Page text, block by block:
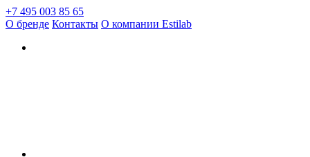
+7 495 003 85 65
О бренде Контакты О компании Estilab